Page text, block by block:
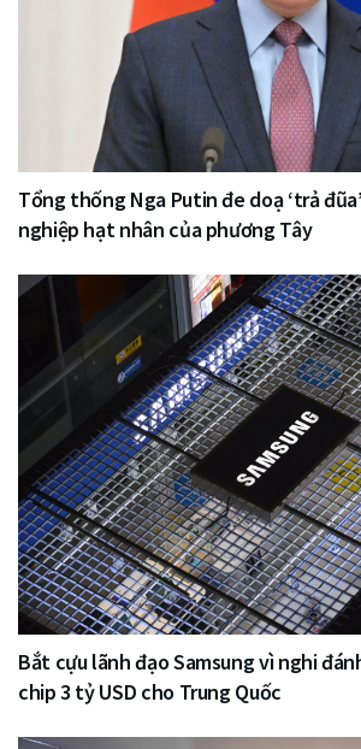
Tổng thống Nga Putin đe doạ ‘trả
nghiệp hạt nhân của phương Tây
Bắt cựu lãnh đạo Samsung vì nghi
chip 3 tỷ USD cho Trung Quốc